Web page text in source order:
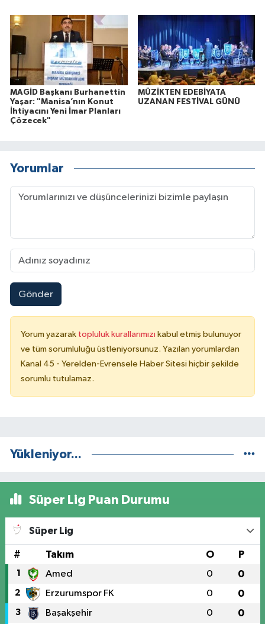
MAGİD Başkanı Burhanettin
Yaşar: "Manisa’nın Konut
İhtiyacını Yeni İmar Planları
Çözecek"
MÜZİKTEN EDEBİYATA
UZANAN FESTİVAL GÜNÜ
Yorumlar
Gönder
Yorum yazarak topluluk kurallarımızı kabul etmiş bulunuyor
ve tüm sorumluluğu üstleniyorsunuz. Yazılan yorumlardan
Kanal 45 - Yerelden-Evrensele Haber Sitesi hiçbir şekilde
sorumlu tutulamaz.
Yükleniyor...
Süper Lig Puan Durumu
Süper Lig
# Takım O P
1 Amed 0 0
2 Erzurumspor FK 0 0
3 Başakşehir 0 0